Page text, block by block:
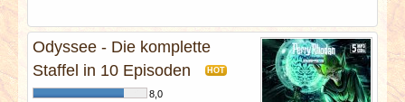
Odyssee - Die komplette
Staffel in 10 Episoden
HOT
8,0